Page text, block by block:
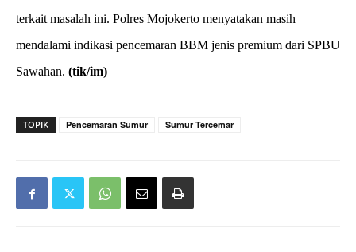
terkait masalah ini. Polres Mojokerto menyatakan masih
mendalami indikasi pencemaran BBM jenis premium dari SPBU
Sawahan. (tik/im)
TOPIK Pencemaran Sumur Sumur Tercemar